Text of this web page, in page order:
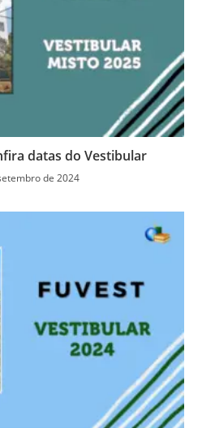
datas do Vestibular
de 2024